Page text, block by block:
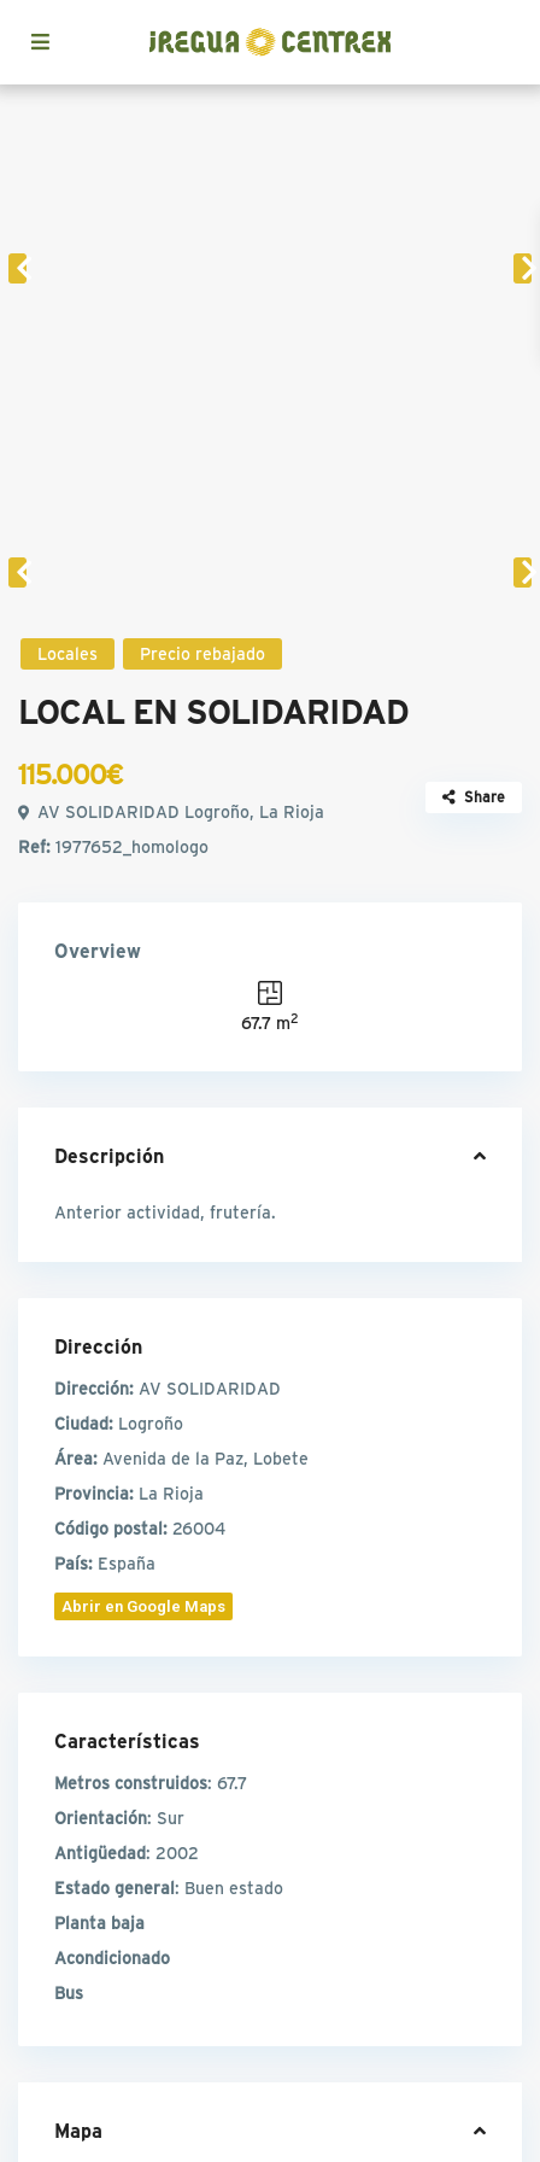
Locales Precio rebajado
LOCAL EN SOLIDARIDAD
115.000€
AV SOLIDARIDAD Logroño, La Rioja
Ref:1977652_homologo
Share
Overview
67.7 m2
Descripción
Anterior actividad, frutería.
Dirección
Dirección: AV SOLIDARIDAD
Ciudad: Logroño
Área: Avenida de la Paz, Lobete
Provincia: La Rioja
Código postal: 26004
País: España
Abrir en Google Maps
Características
Metros construidos: 67.7
Orientación: Sur
Antigüedad: 2002
Estado general: Buen estado
Planta baja
Acondicionado
Bus
Mapa